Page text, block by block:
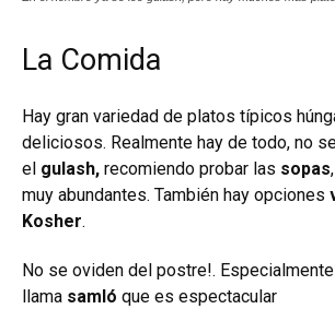
La Comida
Hay gran variedad de platos típicos
deliciosos. Realmente hay de todo, no
el gulash, recomiendo probar las sopas
muy abundantes. También hay opciones
Kosher.
No se oviden del postre!.
llama samló que es espectacular